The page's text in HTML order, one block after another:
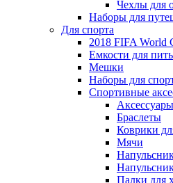
Чехлы для
Наборы для
Для спорта
2018 FIFA World
Емкости для
Мешки
Наборы для
Спортивные
Браслеты
Коврики
Мячи
Палки для